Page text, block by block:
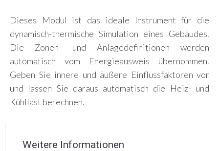
Dieses Modul ist das ideale Instrument für die
dynamisch-thermische Simulation eines Gebäudes.
Die Zonen- und Anlagedefinitionen werden
automatisch vom Energieausweis übernommen.
Geben Sie innere und äußere Einflussfaktoren vor
und lassen Sie daraus automatisch die Heiz- und
Kühllast berechnen.
Weitere Informationen